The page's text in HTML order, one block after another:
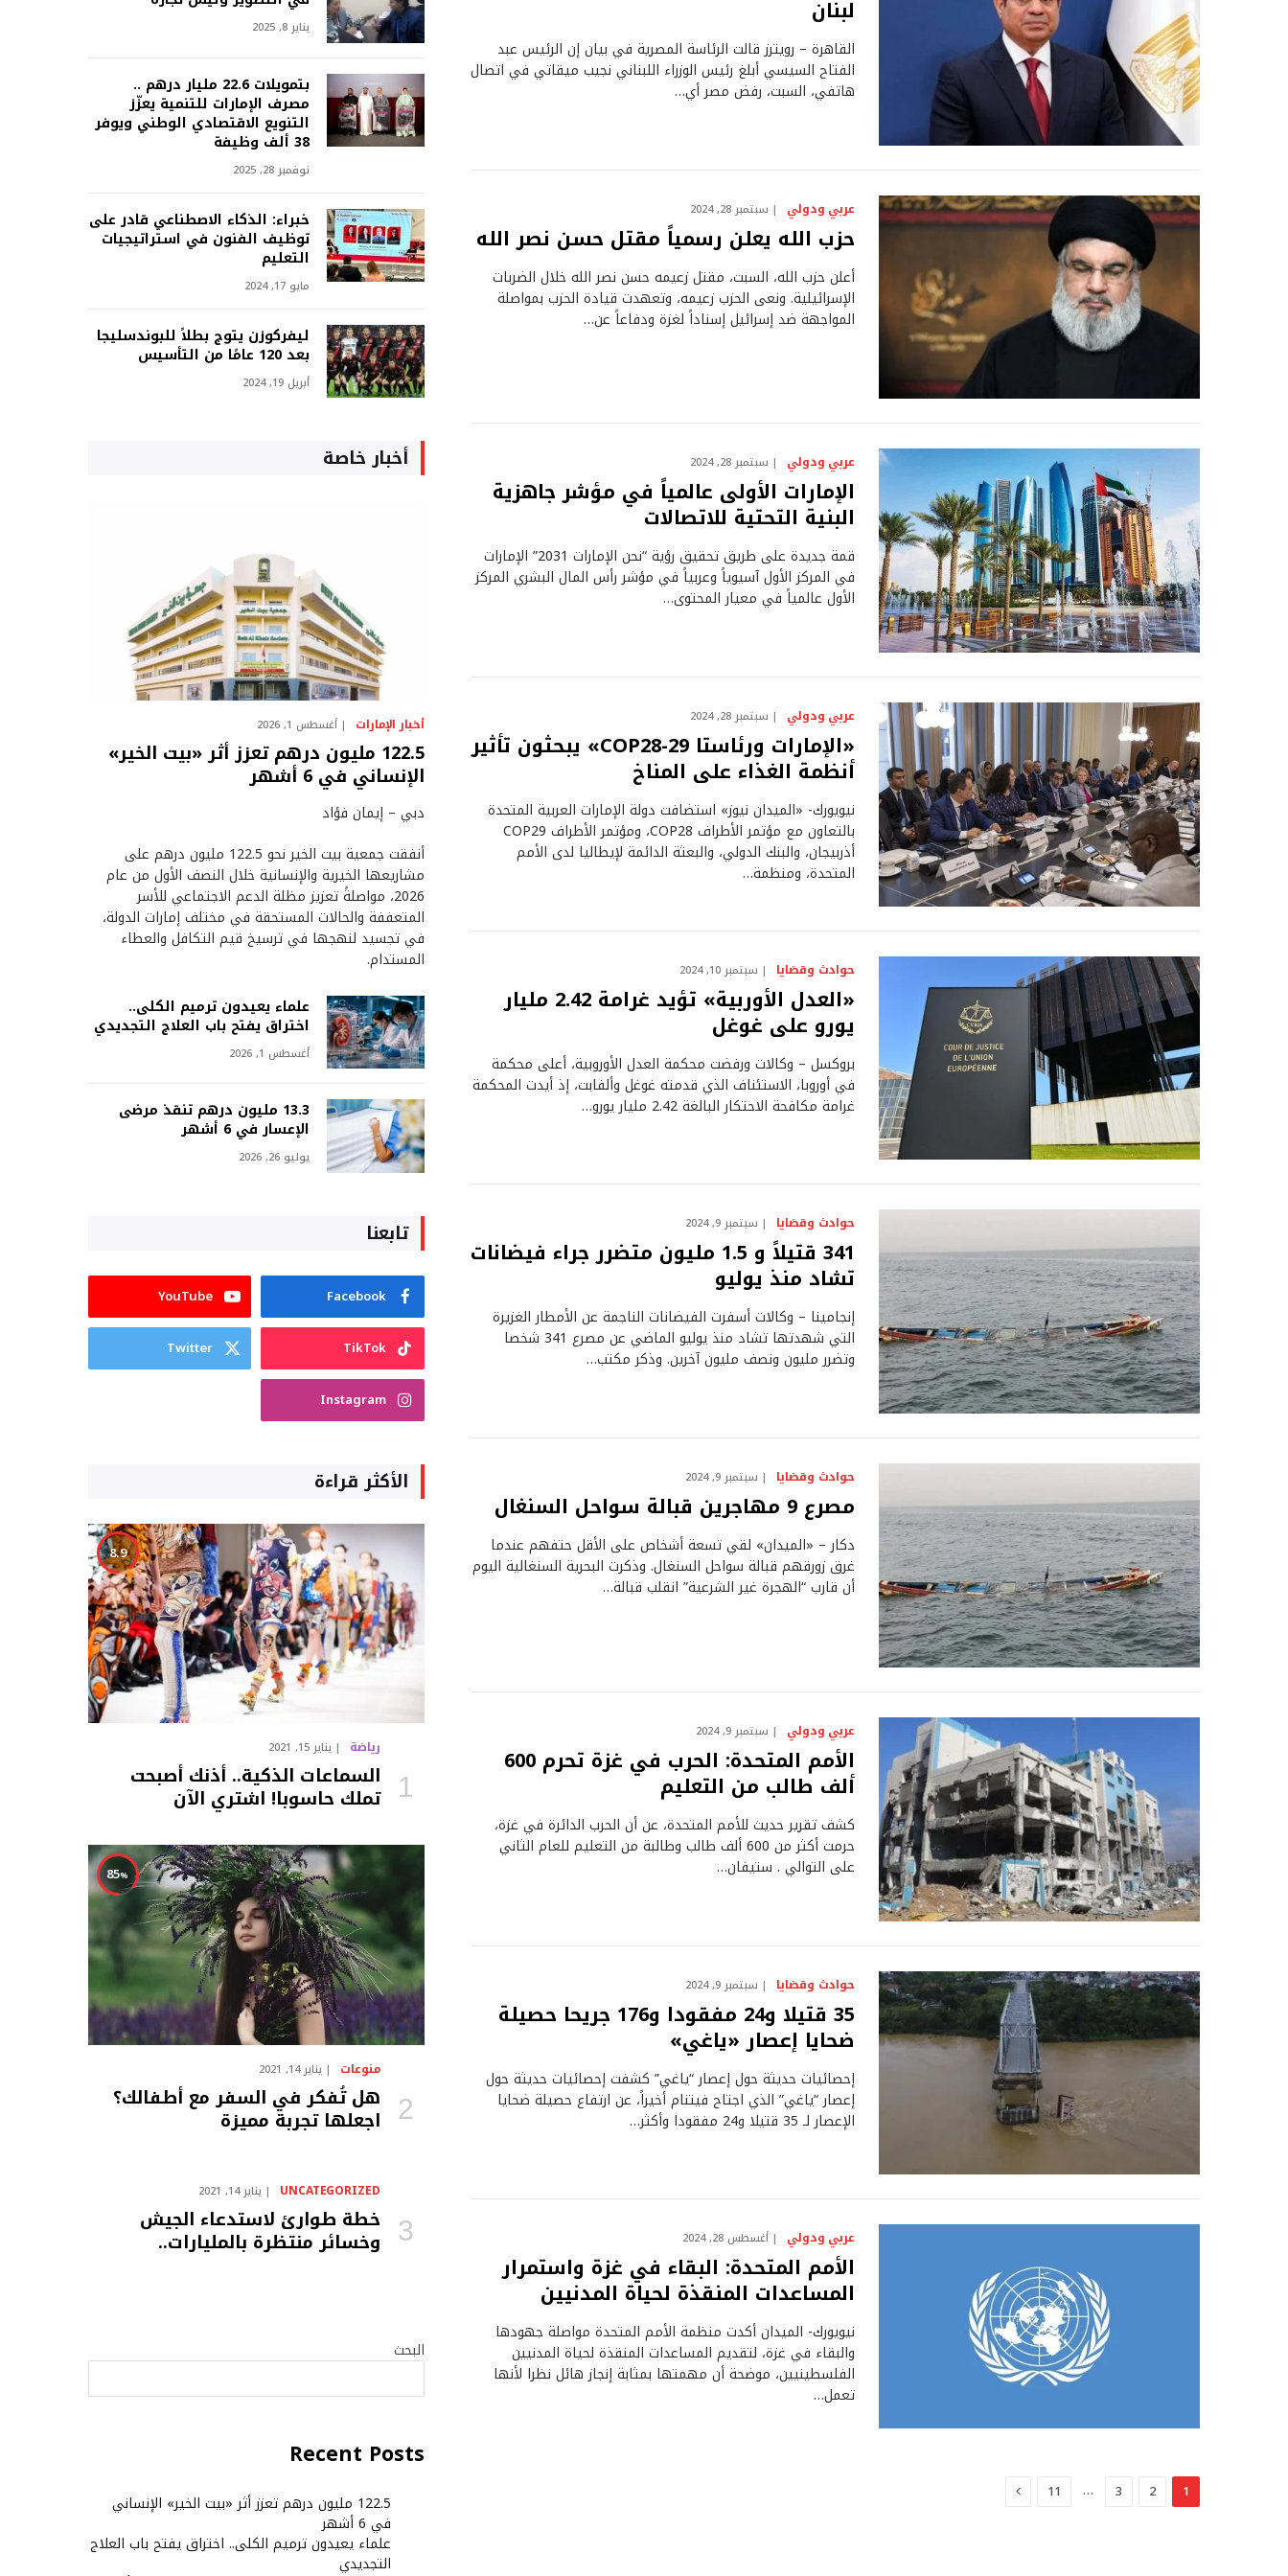
لبنان
القاهرة – رويترز قالت الرئاسة المصرية في بيان إن الرئيس عبد
الفتاح السيسي أبلغ رئيس الوزراء اللبناني نجيب ميقاتي في اتصال
هاتفي، السبت، رفض مصر أي…
عربي ودولي سبتمبر 28, 2024
حزب الله يعلن رسمياً مقتل حسن نصر الله
أعلن حزب الله، السبت، مقتل زعيمه حسن نصر الله خلال الضربات
الإسرائيلية. ونعى الحزب زعيمه، وتعهدت قيادة الحزب بمواصلة
المواجهة ضد إسرائيل إسناداً لغزة ودفاعاً عن…
عربي ودولي سبتمبر 28, 2024
الإمارات الأولى عالمياً في مؤشر جاهزية
البنية التحتية للاتصالات
قمة جديدة على طريق تحقيق رؤية “نحن الإمارات 2031” الإمارات
في المركز الأول آسيوياً وعربياً في مؤشر رأس المال البشري المركز
الأول عالمياً في معيار المحتوى…
عربي ودولي سبتمبر 28, 2024
«الإمارات ورئاستا COP28-29» يبحثون تأثير
أنظمة الغذاء على المناخ
نيويورك- «الميدان نيوز» استضافت دولة الإمارات العربية المتحدة
بالتعاون مع مؤتمر الأطراف COP28، ومؤتمر الأطراف COP29
أذربيجان، والبنك الدولي، والبعثة الدائمة لإيطاليا لدى الأمم
المتحدة، ومنظمة…
حوادث وقضايا سبتمبر 10, 2024
«العدل الأوربية» تؤيد غرامة 2.42 مليار
يورو على غوغل
بروكسل – وكالات ورفضت محكمة العدل الأوروبية، أعلى محكمة
في أوروبا، الاستئناف الذي قدمته غوغل وألفابت، إذ أيدت المحكمة
غرامة مكافحة الاحتكار البالغة 2.42 مليار يورو…
حوادث وقضايا سبتمبر 9, 2024
341 قتيلاً و 1.5 مليون متضرر جراء فيضانات
تشاد منذ يوليو
إنجامينا – وكالات أسفرت الفيضانات الناجمة عن الأمطار الغزيرة
التي شهدتها تشاد منذ يوليو الماضي عن مصرع 341 شخصا
وتضرر مليون ونصف مليون آخرين. وذكر مكتب…
حوادث وقضايا سبتمبر 9, 2024
مصرع 9 مهاجرين قبالة سواحل السنغال
دكار – «الميدان» لقي تسعة أشخاص على الأقل حتفهم عندما
غرق زورقهم قبالة سواحل السنغال. وذكرت البحرية السنغالية اليوم
أن قارب “الهجرة غير الشرعية” انقلب قبالة…
عربي ودولي سبتمبر 9, 2024
الأمم المتحدة: الحرب في غزة تحرم 600
ألف طالب من التعليم
كشف تقرير حديث للأمم المتحدة، عن أن الحرب الدائرة في غزة،
حرمت أكثر من 600 ألف طالب وطالبة من التعليم للعام الثاني
على التوالي . ستيفان…
حوادث وقضايا سبتمبر 9, 2024
35 قتيلا و24 مفقودا و176 جريحا حصيلة
ضحايا إعصار «ياغي»
إحصائيات حديثة حول إعصار “ياغي” كشفت إحصائيات حديثة حول
إعصار “ياغي” الذي اجتاح فيتنام أخيراً، عن ارتفاع حصيلة ضحايا
الإعصار لـ 35 قتيلا و24 مفقودا وأكثر…
عربي ودولي أغسطس 28, 2024
الأمم المتحدة: البقاء في غزة واستمرار
المساعدات المنقذة لحياة المدنيين
نيويورك- الميدان أكدت منظمة الأمم المتحدة مواصلة جهودها
والبقاء في غزة، لتقديم المساعدات المنقذة لحياة المدنيين
الفلسطينيين، موضحة أن مهمتها بمثابة إنجاز هائل نظرا لأنها
تعمل…
1
2
3
…
11 التالي
يناير 8, 2025
بتمويلات 22.6 مليار درهم ..
مصرف الإمارات للتنمية يعزّز
التنويع الاقتصادي الوطني ويوفر
38 ألف وظيفة
نوفمبر 28, 2025
خبراء: الذكاء الاصطناعي قادر على
توظيف الفنون في استراتيجيات
التعليم
مايو 17, 2024
ليفركوزن يتوج بطلاً للبوندسليجا
بعد 120 عامًا من التأسيس
أبريل 19, 2024
أخبار خاصة
أخبار الإمارات أغسطس 1, 2026
122.5 مليون درهم تعزز أثر «بيت الخير»
الإنساني في 6 أشهر
دبي – إيمان فؤاد
أنفقت جمعية بيت الخير نحو 122.5 مليون درهم على
مشاريعها الخيرية والإنسانية خلال النصف الأول من عام
2026، مواصلةً تعزيز مظلة الدعم الاجتماعي للأسر
المتعففة والحالات المستحقة في مختلف إمارات الدولة،
في تجسيد لنهجها في ترسيخ قيم التكافل والعطاء
المستدام.
علماء يعيدون ترميم الكلى..
اختراق يفتح باب العلاج التجديدي
أغسطس 1, 2026
13.3 مليون درهم تنقذ مرضى
الإعسار في 6 أشهر
يوليو 26, 2026
تابعنا
Facebook
YouTube
TikTok
Twitter
Instagram
الأكثر قراءة
8.9
رياضة يناير 15, 2021
السماعات الذكية.. أذنك أصبحت
تملك حاسوبا! اشتري الآن
85
منوعات يناير 14, 2021
هل تُفكر في السفر مع أطفالك؟
اجعلها تجربة مميزة
UNCATEGORIZED يناير 14, 2021
خطة طوارئ لاستدعاء الجيش
وخسائر منتظرة بالمليارات..
البحث
Recent Posts
122.5 مليون درهم تعزز أثر «بيت الخير» الإنساني
في 6 أشهر
علماء يعيدون ترميم الكلى.. اختراق يفتح باب العلاج
التجديدي